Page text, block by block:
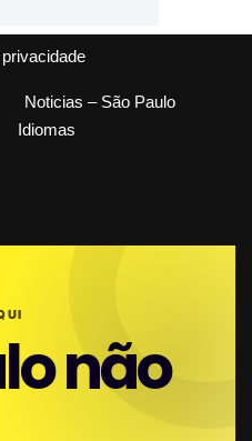
Noticias – São Paulo
Idiomas
não